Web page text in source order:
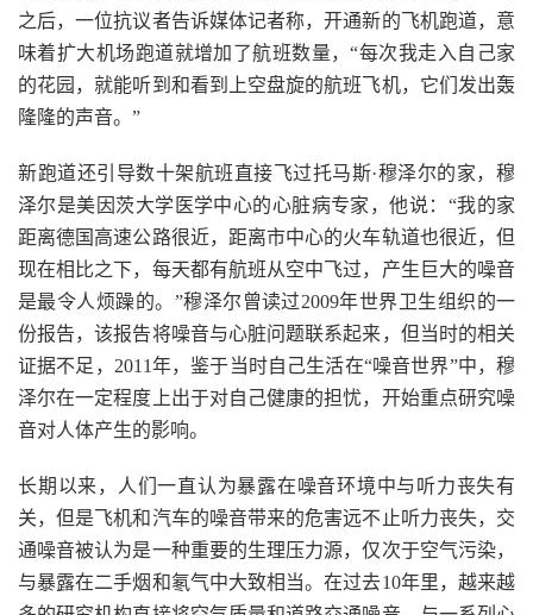
之后，一位抗议者告诉媒体记者称，开通新的飞机跑道，意
味着扩大机场跑道就增加了航班数量，“每次我走入自己家
的花园，就能听到和看到上空盘旋的航班飞机，它们发出轰
隆隆的声音。”
新跑道还引导数十架航班直接飞过托马斯·穆泽尔的家，穆
泽尔是美因茨大学医学中心的心脏病专家，他说：“我的家
距离德国高速公路很近，距离市中心的火车轨道也很近，但
现在相比之下，每天都有航班从空中飞过，产生巨大的噪音
是最令人烦躁的。”穆泽尔曾读过2009年世界卫生组织的一
份报告，该报告将噪音与心脏问题联系起来，但当时的相关
证据不足，2011年，鉴于当时自己生活在“噪音世界”中，穆
泽尔在一定程度上出于对自己健康的担忧，开始重点研究噪
音对人体产生的影响。
长期以来，人们一直认为暴露在噪音环境中与听力丧失有
关，但是飞机和汽车的噪音带来的危害远不止听力丧失，交
通噪音被认为是一种重要的生理压力源，仅次于空气污染，
与暴露在二手烟和氡气中大致相当。在过去10年里，越来越